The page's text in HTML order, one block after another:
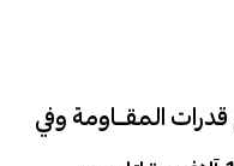
المقـاومة وفي